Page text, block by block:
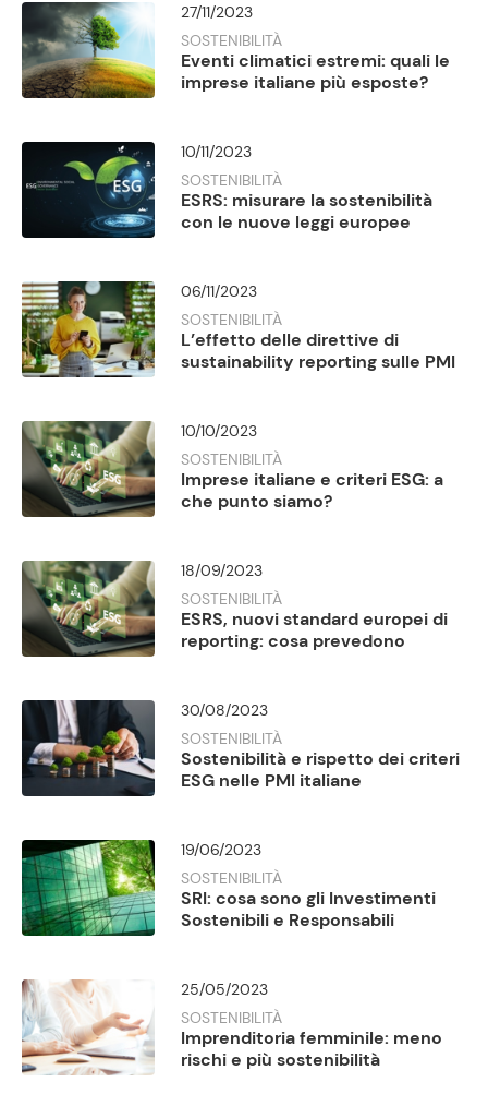
27/11/2023
SOSTENIBILITÀ
Eventi climatici estremi: quali le
imprese italiane più esposte?
10/11/2023
SOSTENIBILITÀ
ESRS: misurare la sostenibilità
con le nuove leggi europee
06/11/2023
SOSTENIBILITÀ
L’effetto delle direttive di
sustainability reporting sulle PMI
10/10/2023
SOSTENIBILITÀ
Imprese italiane e criteri ESG: a
che punto siamo?
18/09/2023
SOSTENIBILITÀ
ESRS, nuovi standard europei di
reporting: cosa prevedono
30/08/2023
SOSTENIBILITÀ
Sostenibilità e rispetto dei criteri
ESG nelle PMI italiane
19/06/2023
SOSTENIBILITÀ
SRI: cosa sono gli Investimenti
Sostenibili e Responsabili
25/05/2023
SOSTENIBILITÀ
Imprenditoria femminile: meno
rischi e più sostenibilità